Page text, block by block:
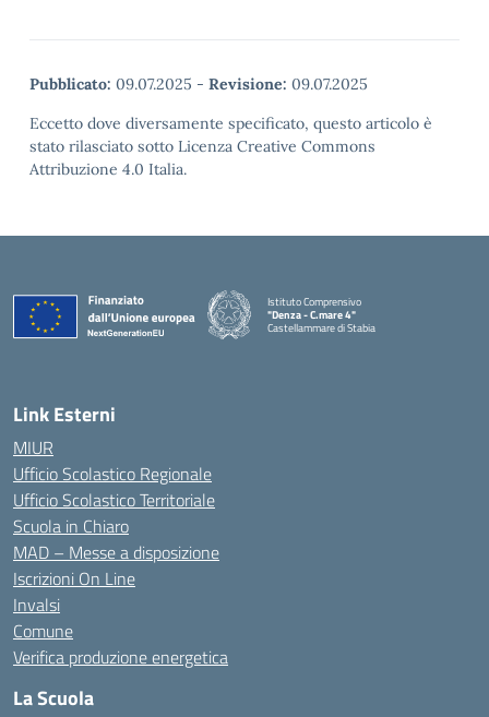
Pubblicato: 09.07.2025 - Revisione: 09.07.2025
Eccetto dove diversamente specificato, questo articolo è
stato rilasciato sotto Licenza Creative Commons
Attribuzione 4.0 Italia.
Istituto Comprensivo
"Denza - C.mare 4"
Castellammare di Stabia
Link Esterni
MIUR
Ufficio Scolastico Regionale
Ufficio Scolastico Territoriale
Scuola in Chiaro
MAD – Messe a disposizione
Iscrizioni On Line
Invalsi
Comune
Verifica produzione energetica
La Scuola